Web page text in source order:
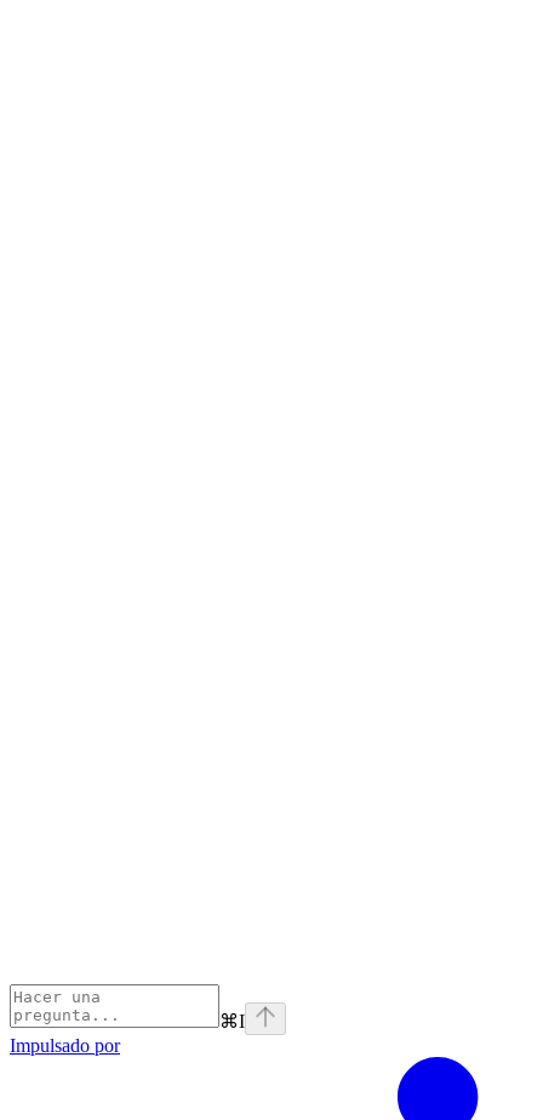
⌘I
Impulsado por